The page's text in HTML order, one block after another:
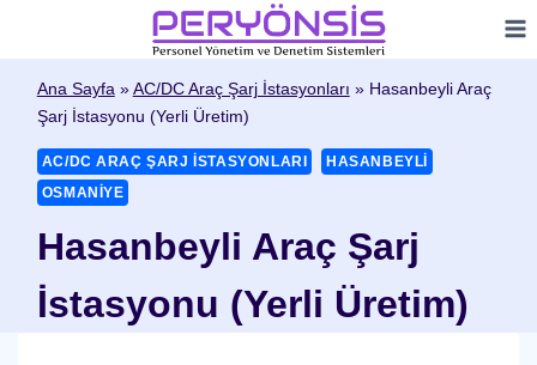
contentAna Sayfa»AC/DC Araç Şarj İstasyonları » Hasanbeyli Araç
Şarj İstasyonu (Yerli Üretim)
AC/DC ARAÇ ŞARJ İSTASYONLARI
HASANBEYLI
OSMANIYE
Hasanbeyli Araç Şarj
İstasyonu (Yerli Üretim)